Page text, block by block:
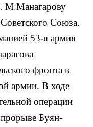
М.Манагарову
Союза.
53-я армия
фронта в
армии. В ходе
операции
Буян-